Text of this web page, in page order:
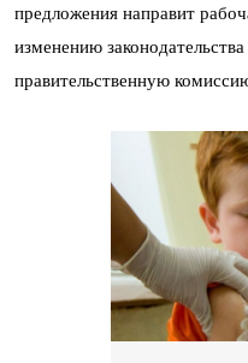
предложения направит
изменению
правительственную